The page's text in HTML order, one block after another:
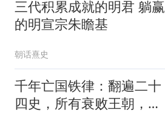
三代积累成就的明君 躺赢
的明宣宗朱瞻基
朝话熹史
千年亡国铁律：翻遍二十
四史，所有衰败王朝，都